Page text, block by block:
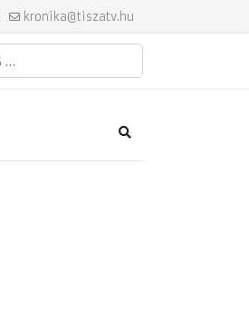
kronika@tiszatv.hu
Search